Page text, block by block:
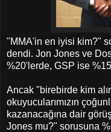
"MMA'in en iyisi kim?"
dendi. Jon Jones ve
%20'lerde, GSP ise
Ancak "birebirde kim
okuyucularımızın
kazanacağına dair
Jones mu?" sorusuna